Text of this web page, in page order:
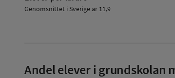
Genomsnittet i Sverige är 11,9
Andel elever i grundskolan